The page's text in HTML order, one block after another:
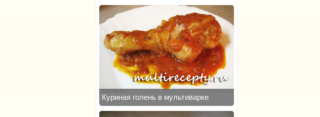
Куриная голень в мультиварке